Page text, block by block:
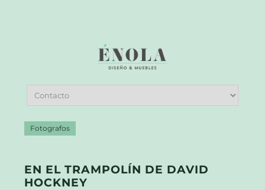
Fotografos
EN EL TRAMPOLÍN DE DAVID
HOCKNEY